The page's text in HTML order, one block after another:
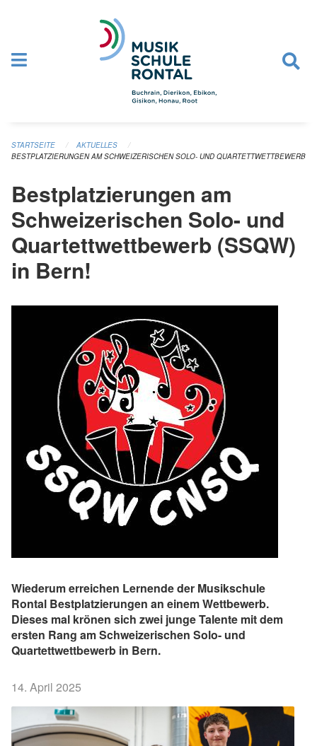
STARTSEITE
AKTUELLES
BESTPLATZIERUNGEN AM SCHWEIZERISCHEN SOLO- UND QUARTETTWETTBEWERB
Bestplatzierungen am
Schweizerischen Solo- und
Quartettwettbewerb (SSQW)
in Bern!
Wiederum erreichen Lernende der Musikschule
Rontal Bestplatzierungen an einem Wettbewerb.
Dieses mal krönen sich zwei junge Talente mit dem
ersten Rang am Schweizerischen Solo- und
Quartettwettbewerb in Bern.
14. April 2025